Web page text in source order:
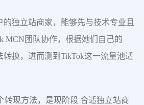
的独立站商家，能够先与技术专业且
MCN团队协作，根据她们自己的
转换，进而测到TikTok这一流量池适
转现方法，是现阶段 合适独立站商